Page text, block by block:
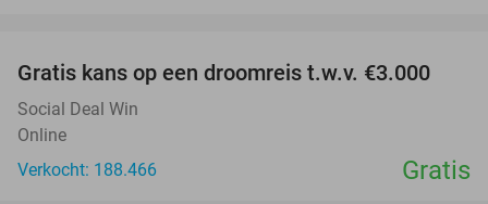
Gratis kans op een droomreis t.w.v. €3.000
Social Deal Win
Online
Verkocht: 188.466
Gratis